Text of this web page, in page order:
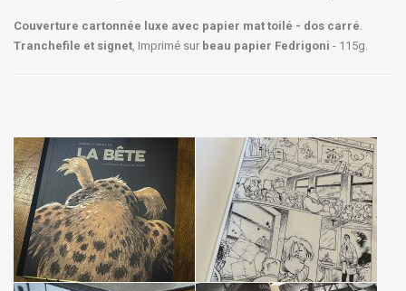
Couverture cartonnée luxe avec papier mat toilé - dos carré.
Tranchefile et signet, Imprimé sur beau papier Fedrigoni - 115g.